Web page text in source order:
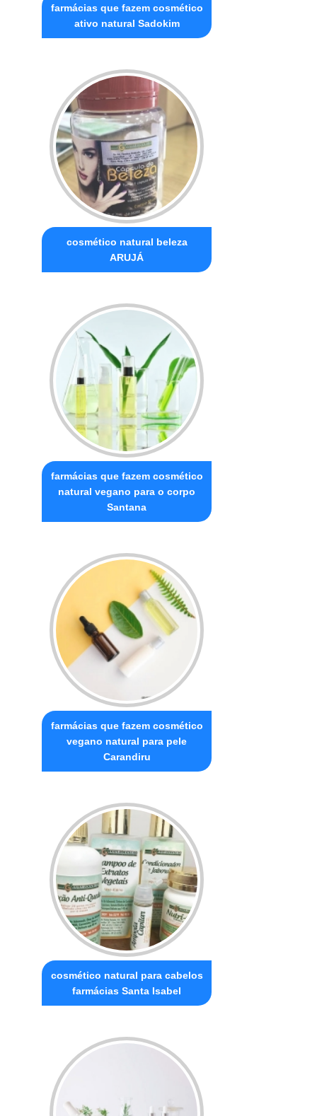
farmácias que fazem cosmético
ativo natural Sadokim
cosmético natural beleza
ARUJÁ
farmácias que fazem cosmético
natural vegano para o corpo
Santana
farmácias que fazem cosmético
vegano natural para pele
Carandiru
cosmético natural para cabelos
farmácias Santa Isabel